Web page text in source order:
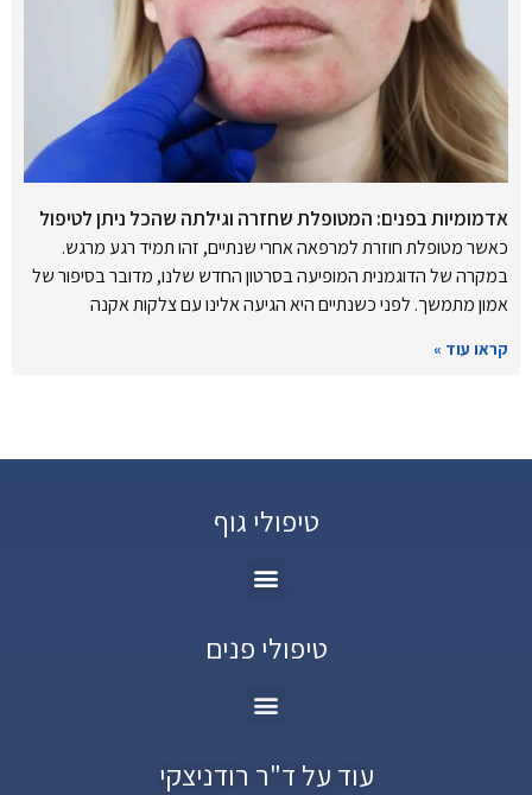
אדמומיות בפנים: המטופלת שחזרה וגילתה שהכל ניתן לטיפול
כאשר מטופלת חוזרת למרפאה אחרי שנתיים, זהו תמיד רגע מרגש.
במקרה של הדוגמנית המופיעה בסרטון החדש שלנו, מדובר בסיפור של
אמון מתמשך. לפני כשנתיים היא הגיעה אלינו עם צלקות אקנה
קראו עוד »
טיפולי גוף
טיפולי פנים
עוד על ד"ר רודניצקי